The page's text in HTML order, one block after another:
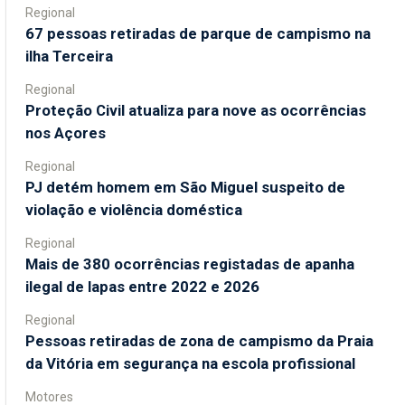
Regional
67 pessoas retiradas de parque de campismo na
ilha Terceira
Regional
Proteção Civil atualiza para nove as ocorrências
nos Açores
Regional
PJ detém homem em São Miguel suspeito de
violação e violência doméstica
Regional
Mais de 380 ocorrências registadas de apanha
ilegal de lapas entre 2022 e 2026
Regional
Pessoas retiradas de zona de campismo da Praia
da Vitória em segurança na escola profissional
Motores